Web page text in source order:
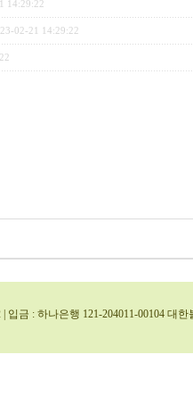
14:29:22
02-21 14:29:22
입금 : 하나은행 121-204011-00104 대